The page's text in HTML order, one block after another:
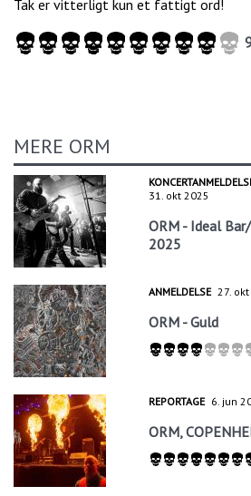
Tak er vitterligt kun et fattigt ord!
MERE ORM
31. okt 2025
ORM - Ideal
2025
ANMELDELSE 27.
ORM - Guld
REPORTAGE 6. jun
ORM,